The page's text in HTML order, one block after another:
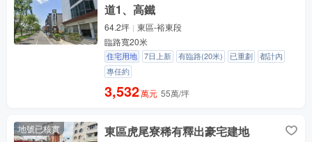
道1、高鐵
64.2坪
東區-裕東段
臨路寬20米
住宅用地 7日上新 有臨路(20米) 已重劃
都計內
專任約
3,532萬元 55萬/坪
地號已核實 東區虎尾寮稀有釋出豪宅建地